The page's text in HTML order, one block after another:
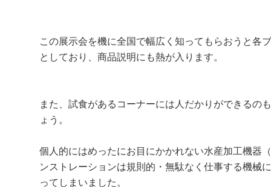
この展示会を機に全国で幅広く知ってもらおうと各
としており、商品説明にも熱が入ります。
また、試食があるコーナーには人だかりができるの
ょう。
個人的にはめったにお目にかかれない水産加工機器
ンストレーションは規則的・無駄なく仕事する機械
ってしまいました。